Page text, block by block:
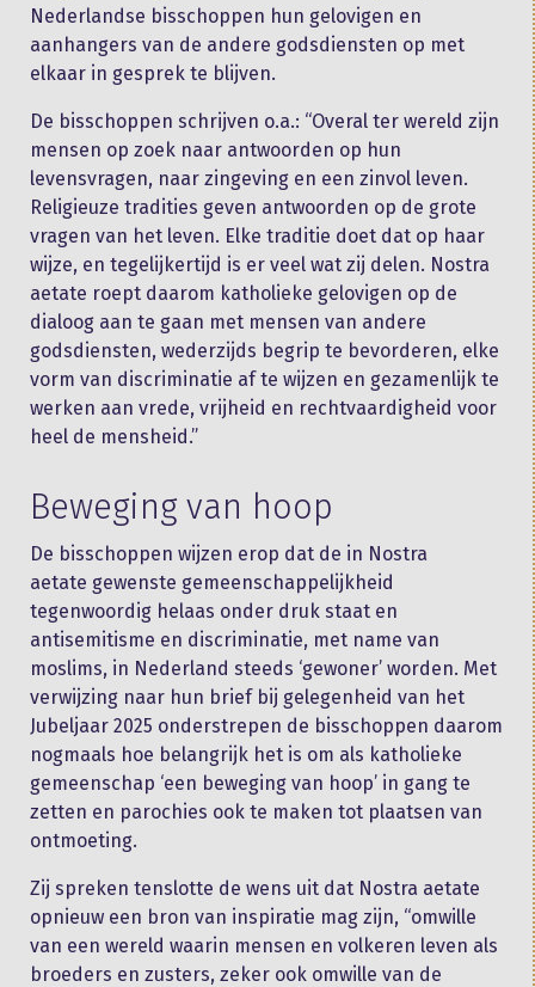
Nederlandse bisschoppen hun gelovigen en
aanhangers van de andere godsdiensten op met
elkaar in gesprek te blijven.
De bisschoppen schrijven o.a.: “Overal ter wereld zijn
mensen op zoek naar antwoorden op hun
levensvragen, naar zingeving en een zinvol leven.
Religieuze tradities geven antwoorden op de grote
vragen van het leven. Elke traditie doet dat op haar
wijze, en tegelijkertijd is er veel wat zij delen. Nostra
aetate roept daarom katholieke gelovigen op de
dialoog aan te gaan met mensen van andere
godsdiensten, wederzijds begrip te bevorderen, elke
vorm van discriminatie af te wijzen en gezamenlijk te
werken aan vrede, vrijheid en rechtvaardigheid voor
heel de mensheid.”
Beweging van hoop
De bisschoppen wijzen erop dat de in Nostra
aetate gewenste gemeenschappelijkheid
tegenwoordig helaas onder druk staat en
antisemitisme en discriminatie, met name van
moslims, in Nederland steeds ‘gewoner’ worden. Met
verwijzing naar hun brief bij gelegenheid van het
Jubeljaar 2025 onderstrepen de bisschoppen daarom
nogmaals hoe belangrijk het is om als katholieke
gemeenschap ‘een beweging van hoop’ in gang te
zetten en parochies ook te maken tot plaatsen van
ontmoeting.
Zij spreken tenslotte de wens uit dat Nostra aetate
opnieuw een bron van inspiratie mag zijn, “omwille
van een wereld waarin mensen en volkeren leven als
broeders en zusters, zeker ook omwille van de